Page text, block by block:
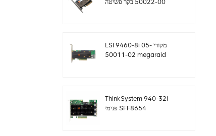
50022-00 בקר פשיטה
LSI 9460-8i מקורי 05-
50011-02 megaraid
ThinkSystem 940-32i
פנימי SFF8654